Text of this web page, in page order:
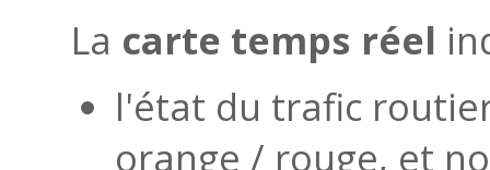
La carte temps réel
l'état du trafic
orange / rouge, et